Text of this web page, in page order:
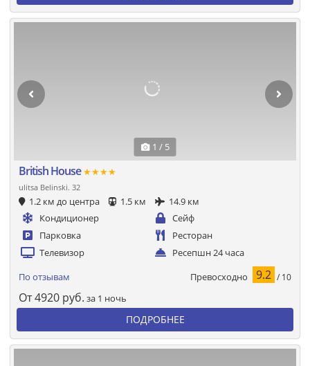
1 / 5
British House★★★★
ulitsa Belinski. 32
1.2 км до центра 1.5 км
14.9 км
Кондиционер
Сейф
Парковка
Ресторан
Телевизор
Ресепшн 24 часа
По отзывам Превосходно 9.2 / 10
От4920 руб. за 1 ночь
ПОДРОБНЕЕ